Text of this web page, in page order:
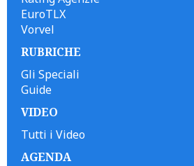
EuroTLX
Vorvel
RUBRICHE
Gli Speciali
Guide
VIDEO
Tutti i Video
AGENDA